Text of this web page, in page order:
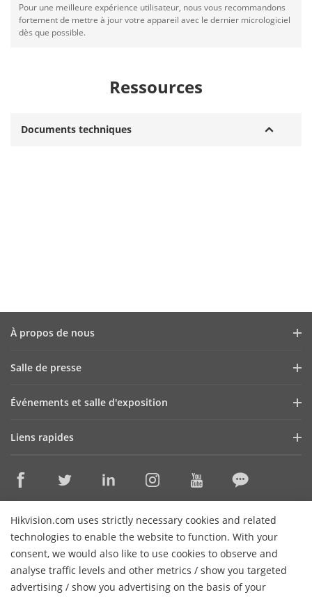
Pour une meilleure expérience utilisateur, nous vous recommandons
fortement de mettre à jour votre appareil avec le dernier micrologiciel
dès que possible.
Ressources
Documents techniques
Hikvision.com uses strictly necessary cookies and related
technologies to enable the website to function. With your
consent, we would also like to use cookies to observe and
analyse traffic levels and other metrics / show you targeted
advertising / show you advertising on the basis of your
À propos de nous
Cybersécurité
Contactez-nous
Carrières
Salle de presse
Événements et salle d'exposition
Liens rapides
Où acheter
Assistance en ligne
Contactez-nous
S'abonner au bulletin d'information